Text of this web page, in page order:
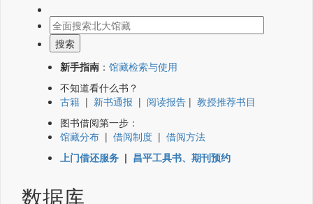
新手指南 ： 馆藏检索与使用
不知道看什么书？
古籍 | 新书通报 | 阅读报告 | 教授推荐书目
图书借阅第一步：
馆藏分布 | 借阅制度 | 借阅方法
上门借还服务 | 昌平工具书、期刊预约
数据库